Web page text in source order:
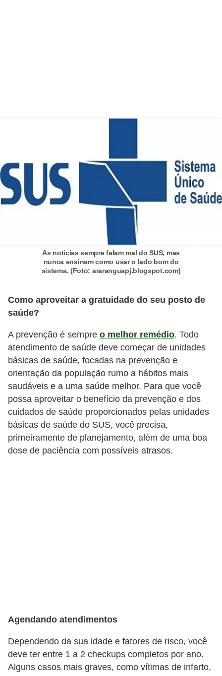
As notícias sempre falam mal do SUS, mas
nunca ensinam como usar o lado bom do
sistema. (Foto: araranguapj.blogspot.com)
Como aproveitar a gratuidade do seu posto de
saúde?
A prevenção é sempre o melhor remédio. Todo
atendimento de saúde deve começar de unidades
básicas de saúde, focadas na prevenção e
orientação da população rumo a hábitos mais
saudáveis e a uma saúde melhor. Para que você
possa aproveitar o benefício da prevenção e dos
cuidados de saúde proporcionados pelas unidades
básicas de saúde do SUS, você precisa,
primeiramente de planejamento, além de uma boa
dose de paciência com possíveis atrasos.
Agendando atendimentos
Dependendo da sua idade e fatores de risco, você
deve ter entre 1 a 2 checkups completos por ano.
Alguns casos mais graves, como vítimas de infarto,